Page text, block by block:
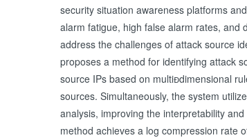
security situation awareness platforms
alarm fatigue, high false alarm rates, and
address the challenges of attack source
proposes a method for identifying attack
source IPs based on multidimensional
sources. Simultaneously, the system
analysis, improving the interpretability
method achieves a log compression rate